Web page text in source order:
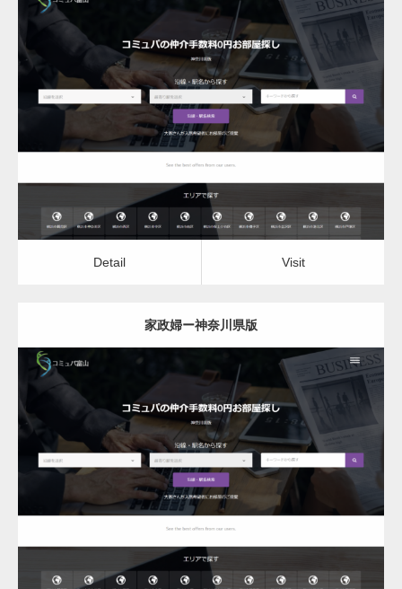
更新日： 2022.12.06
Detail Visit
Detail Visit
家政婦ー神奈川県版
更新日： 2022.12.06
Detail Visit